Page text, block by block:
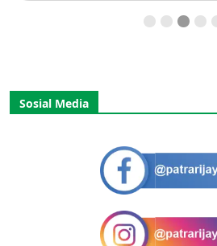
Sosial Media